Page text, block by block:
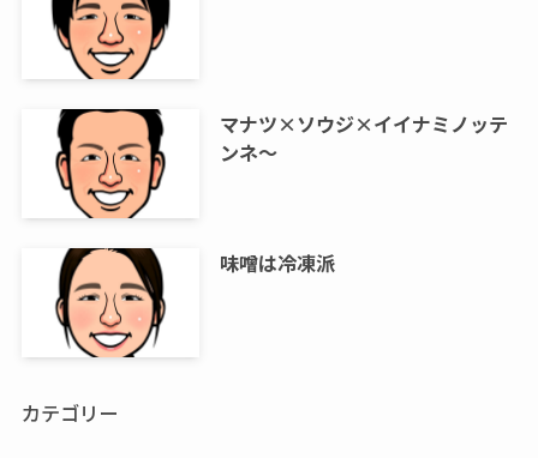
マナツ×ソウジ×イイナミノッテ
ンネ～
味噌は冷凍派
カテゴリー